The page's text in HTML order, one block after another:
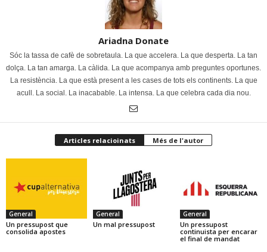
Ariadna Donate
Sóc la tassa de cafè de sobretaula. La que accelera. La que desperta. La tan
dolça. La tan amarga. La càlida. La que acompanya amb preguntes oportunes.
La resistència. La que està present a les cases de tots els continents. La que
acull. La social. La inacabable. La intensa. La que celebra cada dia nou.
Articles relacioinats Més de l'autor
General
Un pressupost que
consolida apostes
General
Un mal pressupost
General
Un pressupost
continuista per encarar
el final de mandat